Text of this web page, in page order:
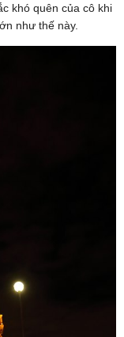
khó quên của cô khi
như thế này.